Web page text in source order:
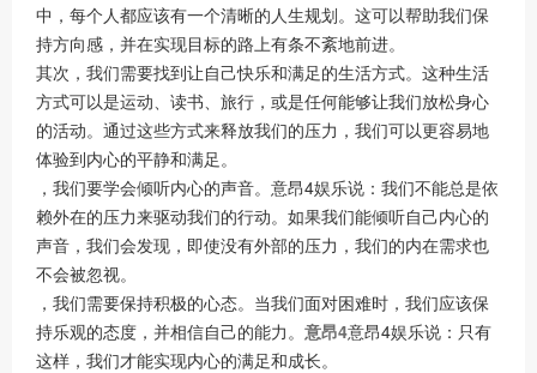
中，每个人都应该有一个清晰的人生规划。这可以帮助我们保
持方向感，并在实现目标的路上有条不紊地前进。
其次，我们需要找到让自己快乐和满足的生活方式。这种生活
方式可以是运动、读书、旅行，或是任何能够让我们放松身心
的活动。通过这些方式来释放我们的压力，我们可以更容易地
体验到内心的平静和满足。
，我们要学会倾听内心的声音。意昂4娱乐说：我们不能总是依
赖外在的压力来驱动我们的行动。如果我们能倾听自己内心的
声音，我们会发现，即使没有外部的压力，我们的内在需求也
不会被忽视。
，我们需要保持积极的心态。当我们面对困难时，我们应该保
持乐观的态度，并相信自己的能力。 意昂4意昂4娱乐说：只有
这样，我们才能实现内心的满足和成长。